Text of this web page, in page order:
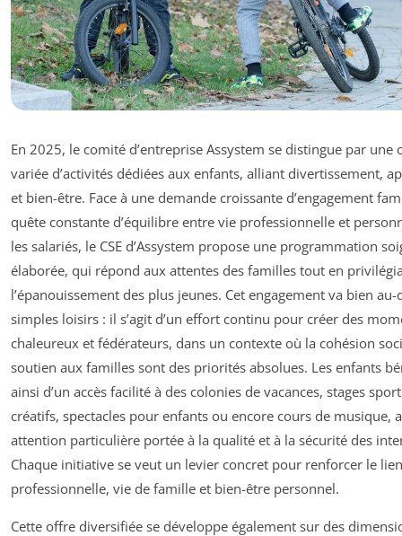
En 2025, le comité d’entreprise Assystem se distingue par une
variée d’activités dédiées aux enfants, alliant divertissement,
et bien-être. Face à une demande croissante d’engagement
quête constante d’équilibre entre vie professionnelle et
les salariés, le CSE d’Assystem propose une programmation
élaborée, qui répond aux attentes des familles tout en
l’épanouissement des plus jeunes. Cet engagement va bien au-
simples loisirs : il s’agit d’un effort continu pour créer des
chaleureux et fédérateurs, dans un contexte où la cohésion
soutien aux familles sont des priorités absolues. Les enfants
ainsi d’un accès facilité à des colonies de vacances, stages
créatifs, spectacles pour enfants ou encore cours de musique,
attention particulière portée à la qualité et à la sécurité des
Chaque initiative se veut un levier concret pour renforcer le
professionnelle, vie de famille et bien-être personnel.
Cette offre diversifiée se développe également sur des